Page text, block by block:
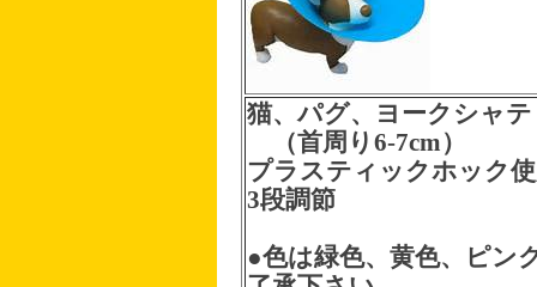
猫、パグ、ヨークシャ
（首周り6-7cm）
プラスティックホック
3段調節
●色は緑色、黄色、ピ